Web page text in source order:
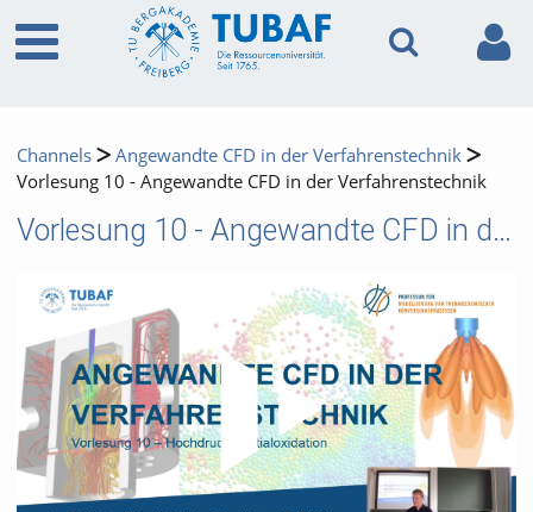
Channels
Angewandte CFD in der Verfahrenstechnik
Vorlesung 10 - Angewandte CFD in der Verfahrenstechnik
Vorlesung 10 - Angewandte CFD in der Verfahrenstechnik